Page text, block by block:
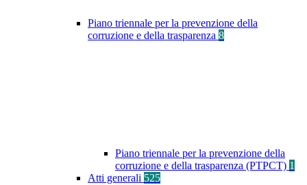
Piano triennale per la prevenzione della
corruzione e della trasparenza 8
Piano triennale per la prevenzione della
corruzione e della trasparenza (PTPCT) 1
Atti generali 525